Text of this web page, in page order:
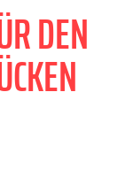
DEN